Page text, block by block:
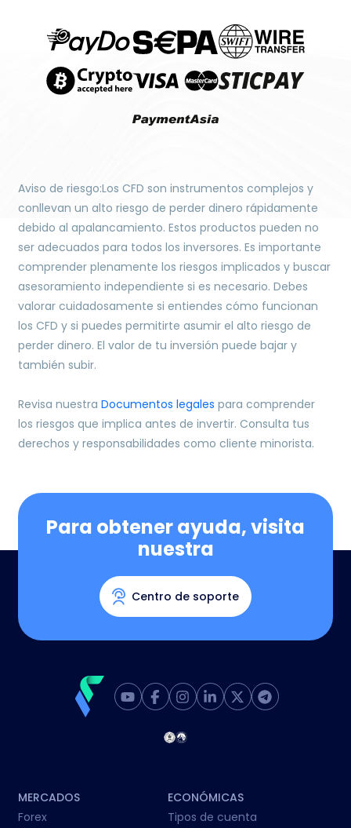
Aviso de riesgo:Los CFD son instrumentos complejos y
conllevan un alto riesgo de perder dinero rápidamente
debido al apalancamiento. Estos productos pueden no
ser adecuados para todos los inversores. Es importante
comprender plenamente los riesgos implicados y buscar
asesoramiento independiente si es necesario. Debes
valorar cuidadosamente si entiendes cómo funcionan
los CFD y si puedes permitirte asumir el alto riesgo de
perder dinero. El valor de tu inversión puede bajar y
también subir.
Revisa nuestraDocumentos legales para comprender
los riesgos que implica antes de invertir. Consulta tus
derechos y responsabilidades como cliente minorista.
Para obtener ayuda, visita
nuestra
Centro de soporte
MERCADOS
Forex
ECONÓMICAS
Tipos de cuenta